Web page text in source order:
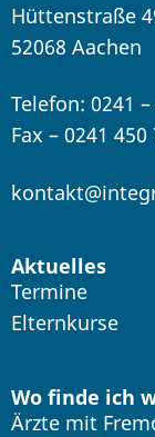
Hüttenstraße
52068 Aachen
Telefon: 0241
Fax – 0241 450
Aktuelles
Termine
Elternkurse
Wo finde ich
Ärzte mit